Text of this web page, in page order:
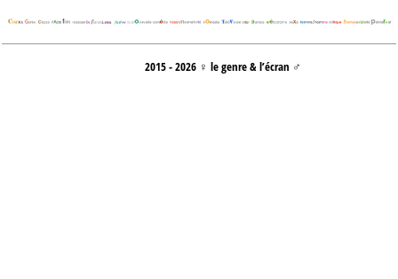
2015 - 2026 ♀ le genre & l’écran ♂